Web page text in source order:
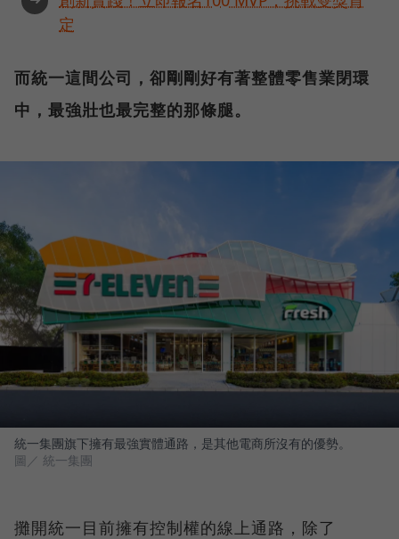
定
而統一這間公司，卻剛剛好有著整體零售業閉環
中，最強壯也最完整的那條腿。
統一集團旗下擁有最強實體通路，是其他電商所沒有的優勢。
圖／ 統一集團
攤開統一目前擁有控制權的線上通路，除了